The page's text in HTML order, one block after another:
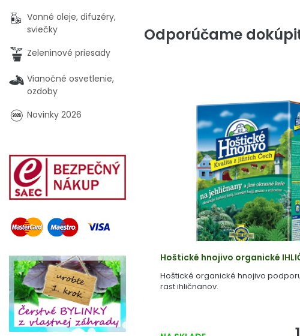
Odporúčame
Hoštické hnojivo organické
Hoštické organické hnojivo
rast ihličnanov.
Vonné oleje, difuzéry,
sviečky
Zeleninové priesady
Vianočné osvetlenie,
ozdoby
Novinky 2026